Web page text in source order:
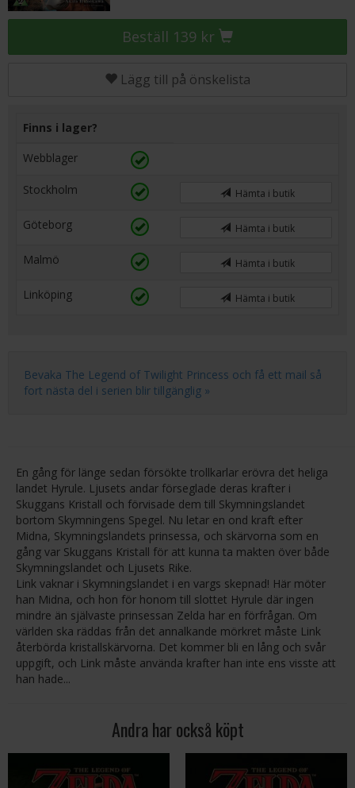
Beställ 139 kr
Lägg till på önskelista
Finns i lager?
Webblager
Stockholm Hämta i butik
Göteborg Hämta i butik
Malmö Hämta i butik
Linköping Hämta i butik
Bevaka The Legend of Twilight Princess och få ett mail så
fort nästa del i serien blir tillgänglig »
En gång för länge sedan försökte trollkarlar erövra det heliga
landet Hyrule. Ljusets andar förseglade deras krafter i
Skuggans Kristall och förvisade dem till Skymningslandet
bortom Skymningens Spegel. Nu letar en ond kraft efter
Midna, Skymningslandets prinsessa, och skärvorna som en
gång var Skuggans Kristall för att kunna ta makten över både
Skymningslandet och Ljusets Rike.
Link vaknar i Skymningslandet i en vargs skepnad! Här möter
han Midna, och hon för honom till slottet Hyrule där ingen
mindre än självaste prinsessan Zelda har en förfrågan. Om
världen ska räddas från det annalkande mörkret måste Link
återbörda kristallskärvorna. Det kommer bli en lång och svår
uppgift, och Link måste använda krafter han inte ens visste att
han hade...
Andra har också köpt